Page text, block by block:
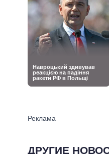
ДРУГИЕ